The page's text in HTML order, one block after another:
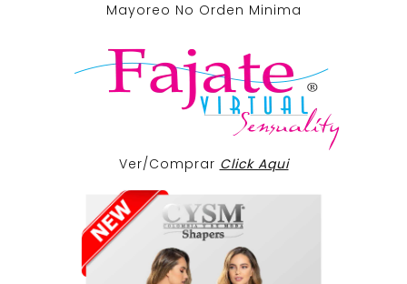
Mayoreo No Orden Minima
Ver/Comprar Click Aqui